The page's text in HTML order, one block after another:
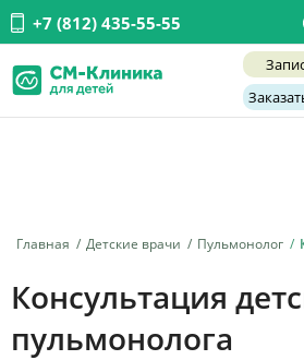
+7 (812) 435-55-55
Главная Детские врачи Пульмонолог
Консультация
пульмонолога
Услуги
Заболевания